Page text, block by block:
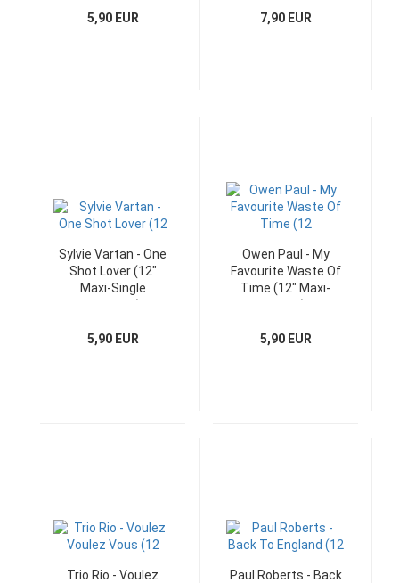
5,90 EUR 7,90 EUR
Sylvie Vartan - One
Shot Lover (12"
Maxi-Single
5,90 EUR
Owen Paul - My
Favourite Waste Of
Time (12" Maxi-
5,90 EUR
Trio Rio - Voulez
Paul Roberts - Back